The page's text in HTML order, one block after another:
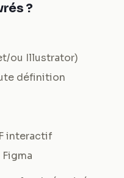
?
ou Illustrator)
définition
interactif